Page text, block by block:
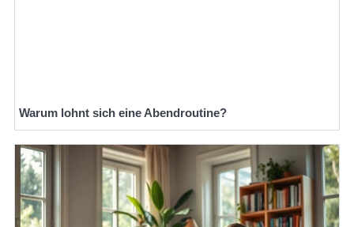
Warum lohnt sich eine Abendroutine?